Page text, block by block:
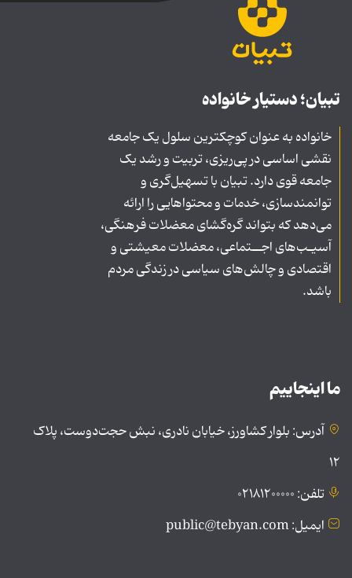
تبیان؛ دستیار خانواده
خانواده به عنوان کوچکترین سلول یک جامعه
نقشی اساسی در پی‌ریزی، تربیت و رشد یک
جامعه قوی دارد. تبیان با تسهیل‌گری و
توانمندسازی، خدمات و محتواهایی را ارائه
می‌دهد که بتواند گره‌گشای معضلات فرهنگی،
آسیـب‌های اجــتماعی، معضلات معیشتی و
اقتصادی و چالش‌های سیاسی در زندگی مردم
باشد.
ما اینجاییم
آدرس: بلوار کشاورز، خیابان نادری، نبش حجت‌دوست، پلاک
۱۲
تلفن: ۰۲۱۸۱۲۰۰۰۰۰
ایمیل: public@tebyan.com